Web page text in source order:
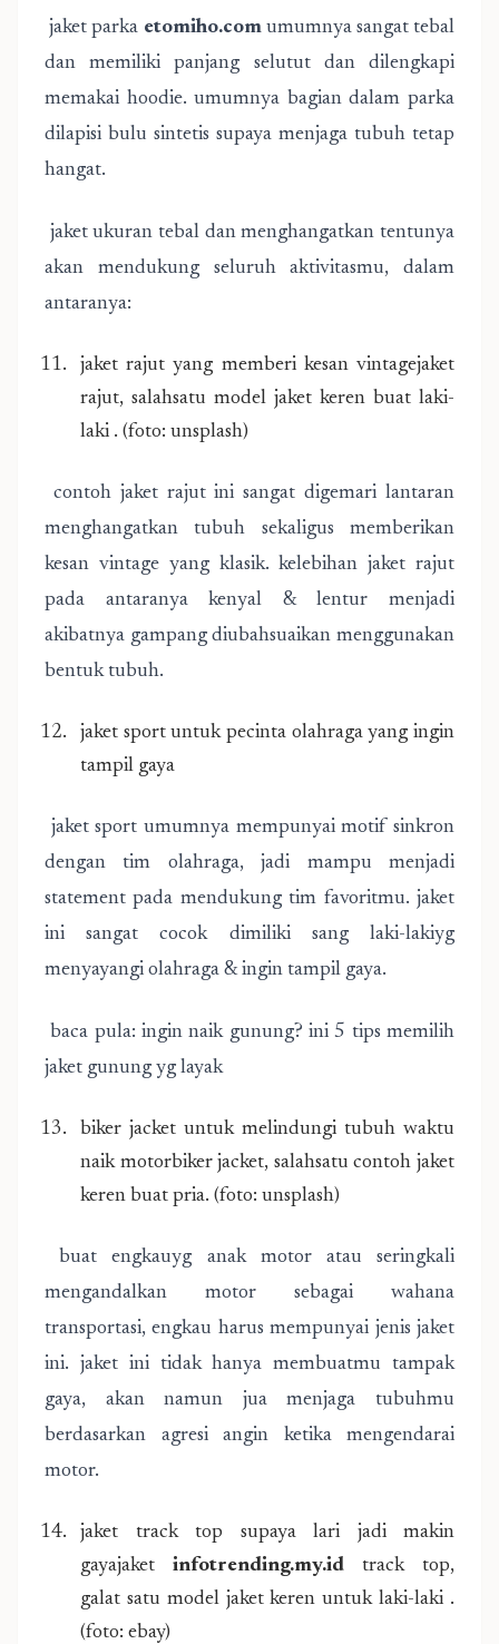
jaket parka etomiho.comumumnya sangat tebal
dan memiliki panjang selutut dan dilengkapi
memakai hoodie. umumnya bagian dalam parka
dilapisi bulu sintetis supaya menjaga tubuh tetap
hangat.
jaket ukuran tebal dan menghangatkan tentunya
akan mendukung seluruh aktivitasmu, dalam
antaranya:
jaket rajut yang memberi kesan vintagejaket
rajut, salahsatu model jaket keren buat laki-
laki . (foto: unsplash)
contoh jaket rajut ini sangat digemari lantaran
menghangatkan tubuh sekaligus memberikan
kesan vintage yang klasik. kelebihan jaket rajut
pada antaranya kenyal & lentur menjadi
akibatnya gampang diubahsuaikan menggunakan
bentuk tubuh.
jaket sport untuk pecinta olahraga yang ingin
tampil gaya
jaket sport umumnya mempunyai motif sinkron
dengan tim olahraga, jadi mampu menjadi
statement pada mendukung tim favoritmu. jaket
ini sangat cocok dimiliki sang laki-lakiyg
menyayangi olahraga & ingin tampil gaya.
baca pula: ingin naik gunung? ini 5 tips memilih
jaket gunung yg layak
biker jacket untuk melindungi tubuh waktu
naik motorbiker jacket, salahsatu contoh jaket
keren buat pria. (foto: unsplash)
buat engkauyg anak motor atau seringkali
mengandalkan motor sebagai wahana
transportasi, engkau harus mempunyai jenis jaket
ini. jaket ini tidak hanya membuatmu tampak
gaya, akan namun jua menjaga tubuhmu
berdasarkan agresi angin ketika mengendarai
motor.
jaket track top supaya lari jadi makin
gayajaket infotrending.my.id track top,
galat satu model jaket keren untuk laki-laki .
(foto: ebay)